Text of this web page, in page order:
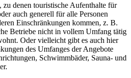
denen touristische Aufenthalte für
auch generell für alle Personen
Einschränkungen kommen, z. B.
Betriebe nicht in vollem Umfang tätig
Oder vielleicht gibt es auch hier
des Umfanges der Angebote
Schwimmbäder, Sauna- und